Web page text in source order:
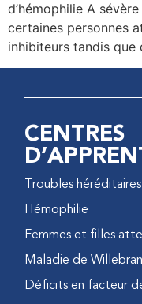
d’hémophilie A
certaines personnes
inhibiteurs tandis que
CENTRES
Troubles
Hémophilie
Femmes et filles
Maladie de
Déficits en facteur